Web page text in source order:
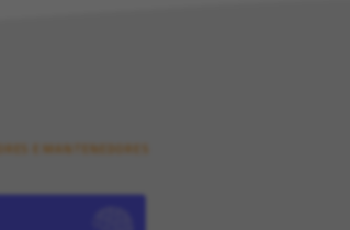
E MANTENEDORES